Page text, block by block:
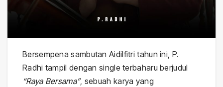
Bersempena sambutan Aidilfitri tahun ini, P.
Radhi tampil dengan single terbaharu berjudul
“Raya Bersama”, sebuah karya yang